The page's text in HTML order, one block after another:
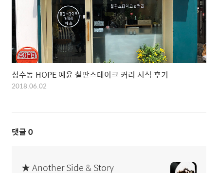
성수동 HOPE 예윤 철판스테이크 커리 시식 후기
2018.06.02
댓글 0
★ Another Side & Story